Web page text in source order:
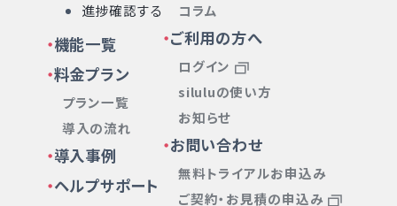
進捗確認する
機能一覧
料金プラン
プラン一覧
導入の流れ
導入事例
ヘルプサポート
コラム
ご利用の方へ
ログイン
siluluの使い方
お知らせ
お問い合わせ
無料トライアルお申込み
ご契約・お見積の申込み